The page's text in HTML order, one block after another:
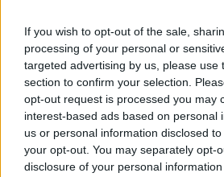
If you wish to opt-out of the sale,
processing of your personal or
targeted advertising by us, please use
section to confirm your selection.
opt-out request is processed you may
interest-based ads based on personal
us or personal information disclosed
your opt-out. You may separately opt-
disclosure of your personal
Lifestyle|14.12.2018 14:01